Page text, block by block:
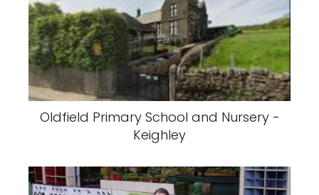
Oldfield Primary School and Nursery -
Keighley